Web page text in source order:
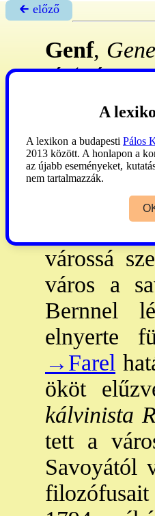
🡰 előző
Genf,
tó
tavat.
város
került róm.
az 5-6. sz:
cs. a
pp.
várossá
város a
Bernnel
elnyerte
→Farel
ököt
kálvinista
tett a
Savoyától
A
A lexikon a budapesti Pálos
2013 között. A honlapon a
az újabb eseményeket,
nem tartalmazzák.